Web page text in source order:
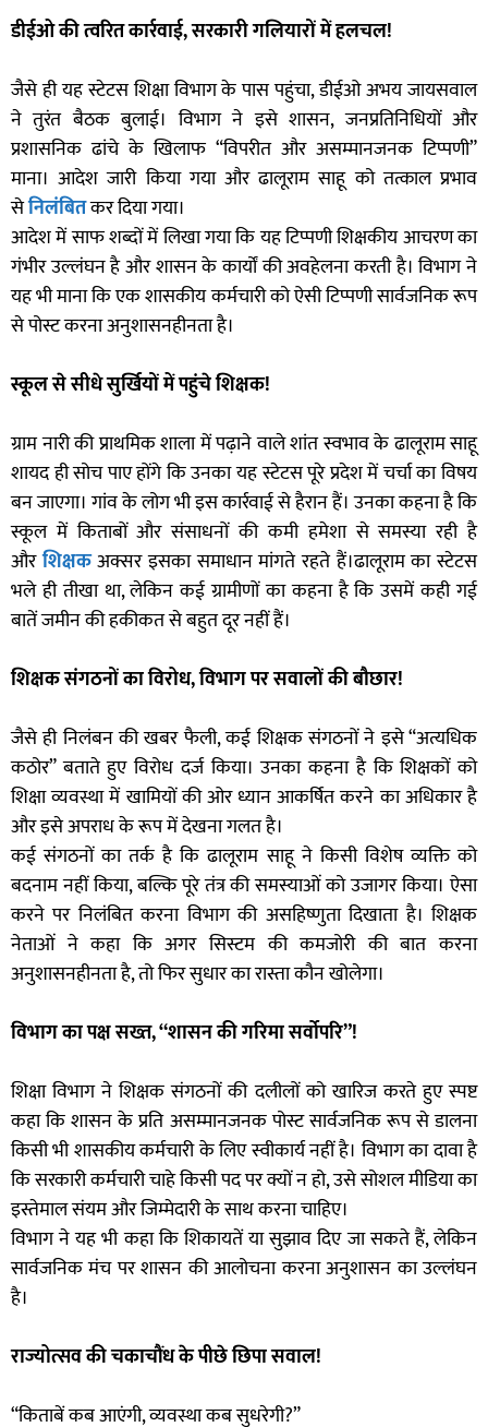
डीईओ की त्वरित कार्रवाई, सरकारी गलियारों में हलचल!
जैसे ही यह स्टेटस शिक्षा विभाग के पास पहुंचा, डीईओ अभय जायसवाल
ने तुरंत बैठक बुलाई। विभाग ने इसे शासन, जनप्रतिनिधियों और
प्रशासनिक ढांचे के खिलाफ “विपरीत और असम्मानजनक टिप्पणी”
माना। आदेश जारी किया गया और ढालूराम साहू को तत्काल प्रभाव
सेनिलंबितकर दिया गया।
आदेश में साफ शब्दों में लिखा गया कि यह टिप्पणी शिक्षकीय आचरण का
गंभीर उल्लंघन है और शासन के कार्यों की अवहेलना करती है। विभाग ने
यह भी माना कि एक शासकीय कर्मचारी को ऐसी टिप्पणी सार्वजनिक रूप
से पोस्ट करना अनुशासनहीनता है।
स्कूल से सीधे सुर्खियों में पहुंचे शिक्षक!
ग्राम नारी की प्राथमिक शाला में पढ़ाने वाले शांत स्वभाव के ढालूराम साहू
शायद ही सोच पाए होंगे कि उनका यह स्टेटस पूरे प्रदेश में चर्चा का विषय
बन जाएगा। गांव के लोग भी इस कार्रवाई से हैरान हैं। उनका कहना है कि
स्कूल में किताबों और संसाधनों की कमी हमेशा से समस्या रही है
औरशिक्षकअक्सर इसका समाधान मांगते रहते हैं।ढालूराम का स्टेटस
भले ही तीखा था, लेकिन कई ग्रामीणों का कहना है कि उसमें कही गई
बातें जमीन की हकीकत से बहुत दूर नहीं हैं।
शिक्षक संगठनों का विरोध, विभाग पर सवालों की बौछार!
जैसे ही निलंबन की खबर फैली, कई शिक्षक संगठनों ने इसे “अत्यधिक
कठोर” बताते हुए विरोध दर्ज किया। उनका कहना है कि शिक्षकों को
शिक्षा व्यवस्था में खामियों की ओर ध्यान आकर्षित करने का अधिकार है
और इसे अपराध के रूप में देखना गलत है।
कई संगठनों का तर्क है कि ढालूराम साहू ने किसी विशेष व्यक्ति को
बदनाम नहीं किया, बल्कि पूरे तंत्र की समस्याओं को उजागर किया। ऐसा
करने पर निलंबित करना विभाग की असहिष्णुता दिखाता है। शिक्षक
नेताओं ने कहा कि अगर सिस्टम की कमजोरी की बात करना
अनुशासनहीनता है, तो फिर सुधार का रास्ता कौन खोलेगा।
विभाग का पक्ष सख्त, “शासन की गरिमा सर्वोपरि”!
शिक्षा विभाग ने शिक्षक संगठनों की दलीलों को खारिज करते हुए स्पष्ट
कहा कि शासन के प्रति असम्मानजनक पोस्ट सार्वजनिक रूप से डालना
किसी भी शासकीय कर्मचारी के लिए स्वीकार्य नहीं है। विभाग का दावा है
कि सरकारी कर्मचारी चाहे किसी पद पर क्यों न हो, उसे सोशल मीडिया का
इस्तेमाल संयम और जिम्मेदारी के साथ करना चाहिए।
विभाग ने यह भी कहा कि शिकायतें या सुझाव दिए जा सकते हैं, लेकिन
सार्वजनिक मंच पर शासन की आलोचना करना अनुशासन का उल्लंघन
है।
राज्योत्सव की चकाचौंध के पीछे छिपा सवाल!
“किताबें कब आएंगी, व्यवस्था कब सुधरेगी?”